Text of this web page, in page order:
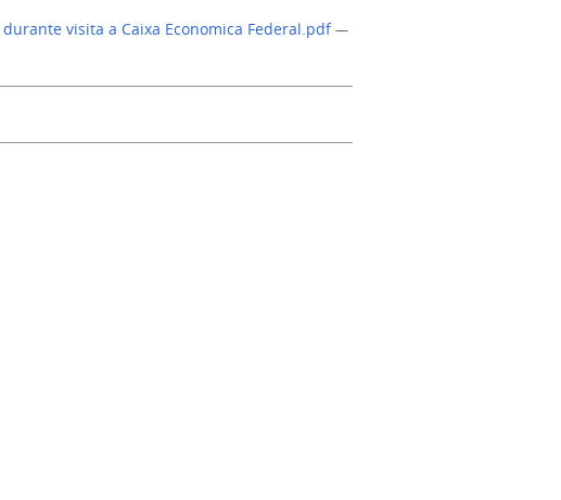
visita a Caixa Economica Federal.pdf—